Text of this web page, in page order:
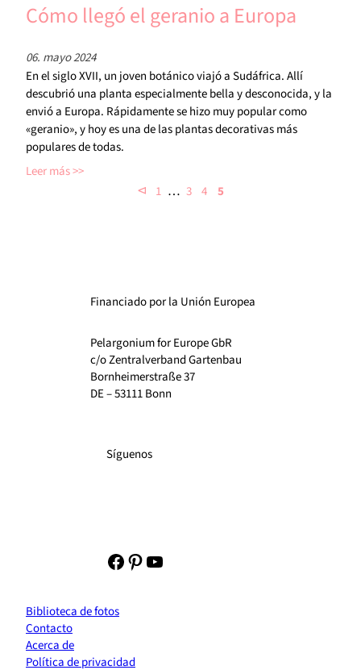
Cómo llegó el geranio a Europa
06. mayo 2024
En el siglo XVII, un joven botánico viajó a Sudáfrica. Allí
descubrió una planta especialmente bella y desconocida, y la
envió a Europa. Rápidamente se hizo muy popular como
«geranio», y hoy es una de las plantas decorativas más
populares de todas.
Leer más
⊲
1 … 3 4 5
Financiado por la Unión Europea
Pelargonium for Europe GbR
c/o Zentralverband Gartenbau
Bornheimerstraße 37
DE – 53111 Bonn
Síguenos
Facebook
Pinterest
YouTube
Biblioteca de fotos
Contacto
Acerca de
Política de privacidad